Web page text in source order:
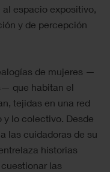
espacio expositivo,
y de percepción
de mujeres —
que habitan el
tejidas en una red
lo colectivo. Desde
las cuidadoras de su
historias
las